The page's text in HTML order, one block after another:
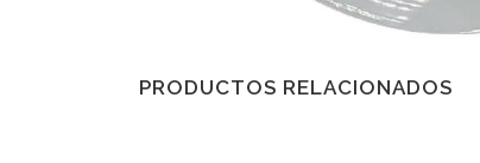
PRODUCTOS RELACIONADOS